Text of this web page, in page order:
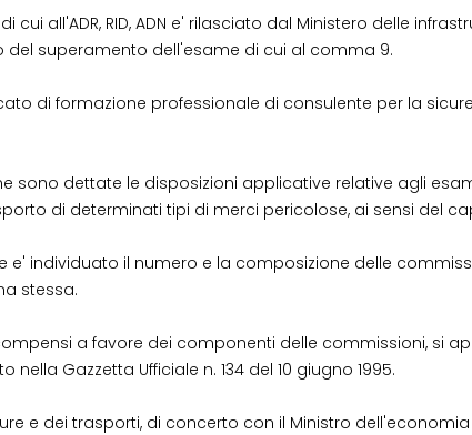
cui all'ADR, RID, ADN e' rilasciato dal Ministero delle
del superamento dell'esame di cui al comma 9.
di formazione professionale di consulente per la
sono dettate le disposizioni applicative relative agli
di determinati tipi di merci pericolose, ai sensi del
e' individuato il numero e la composizione delle
stessa.
a favore dei componenti delle commissioni, si
Gazzetta Ufficiale n. 134 del 10 giugno 1995.
e dei trasporti, di concerto con il Ministro